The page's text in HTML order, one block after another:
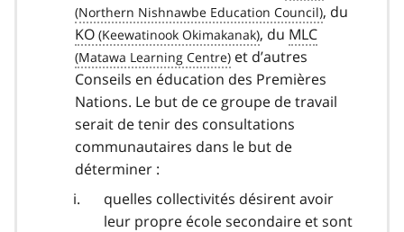
, du
KO
, du MLC
et d’autres
Conseils en éducation des Premières
Nations. Le but de ce groupe de travail
serait de tenir des consultations
communautaires dans le but de
déterminer :
quelles collectivités désirent avoir
leur propre école secondaire et sont